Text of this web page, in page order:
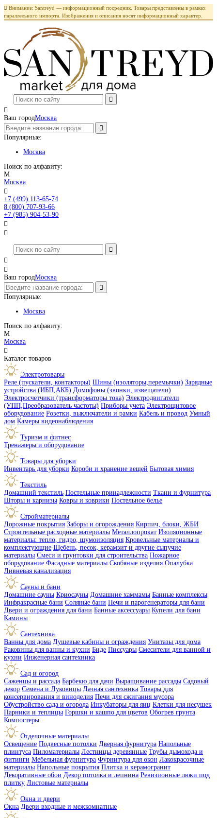
 Внимание: Santreyd — информационный посредник. Товары представлены в рамках
параллельного импорта. Изображения и описания носят информационный характер.

Ваш городМосква
Популярные:
Москва
Поиск по алфавиту:
М
Москва

+7 (499) 113-65-74
8 (800) 707-93-66
+7 (985) 904-53-90




Ваш городМосква
Популярные:
Москва
Поиск по алфавиту:
М
Москва

Каталог товаров
Электротовары
Реле (пускатели, контакторы) Шины (изоляторы,перемычки) Зарядные
устройства (ИБП,АКБ) Домофоны (звонки, извещатели)
Электросчетчики (трансформаторы тока) Электродвигатели
(УПП,Преобразователь частоты) Приборы учета Электрощитовое
оборудование Розетки, выключатели и рамки Кабель и провод Умный
дом Камеры видеонаблюдения
Туризм и фитнес
Тренажеры и оборудование
Товары для уборки
Инвентарь для уборки Короби и хранение вещей Бытовая химия
Текстиль
Домашний текстиль Постельные принадлежности Ткани и фурнитура
Шторы и карнизы Ковры и коврики Постельное белье
Стройматериалы
Дорожные покрытия Заборы и огорождения Кирпич, блоки, ЖБИ
Строительные расходные материалы Металлопрокат Изоляционные
материалы: тепло, гидро, шумоизоляция Кровельные материалы и
комплектующие Щебень, песок, керамзит и другие сыпучие
материалы Смеси и грунтовки для строительства Пожарное
оборудование Фасадные материалы Скобяные изделия Опалубка
Ливневая канализация
Сауны и бани
Домашние сауны Криосауны Домашние хаммамы Банные комплексы
Инфракрасные бани Соляные бани Печи и парогенераторы для бани
Двери и ограждения для бани Банные аксессуары Купели для бани
Камины
Сантехника
Ванны для дома Душевые кабины и ограждения Унитазы для дома
Раковины для ванны и кухни Биде Писсуары Смесители для ванной и
кухни Инженерная сантехника
Сад и огород
Саженцы и рассада Барбекю для дачи Выращивание рассады Садовый
декор Семена и Луковицы Дачная сантехника Товары для
консервирования и виноделия Печи для сжигания мусора
Обустройство сада и огорода Инкубаторы для яиц Клетки для несушек
Парники и теплицы Горшки и кашпо для цветов Обогрев грунта
Компостеры
Отделочные материалы
Освещение Подвесные потолки Дверная фурнитура Напольные
плинтуса Пиломатериалы Лестницы деревянные Трубы дымохода и
фитинги Мебельная фурнитура Фурнитура для окон Лакокрасочные
материалы Напольные покрытия Плитка и керамогранит
Декоративные обои Декор потолка и лепнина Ревизионные люки под
плитку Листовые материалы
Окна и двери
Окна Двери входные и межкомнатные